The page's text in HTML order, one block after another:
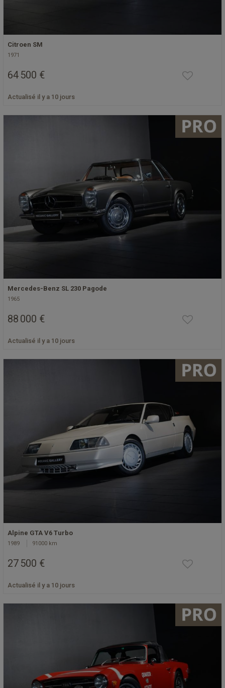
Citroen SM
1971
64 500 €
Actualisé il y a 10 jours
Mercedes-Benz SL 230 Pagode
1965
88 000 €
Actualisé il y a 10 jours
Alpine GTA V6 Turbo
1989 91000 km
27 500 €
Actualisé il y a 10 jours